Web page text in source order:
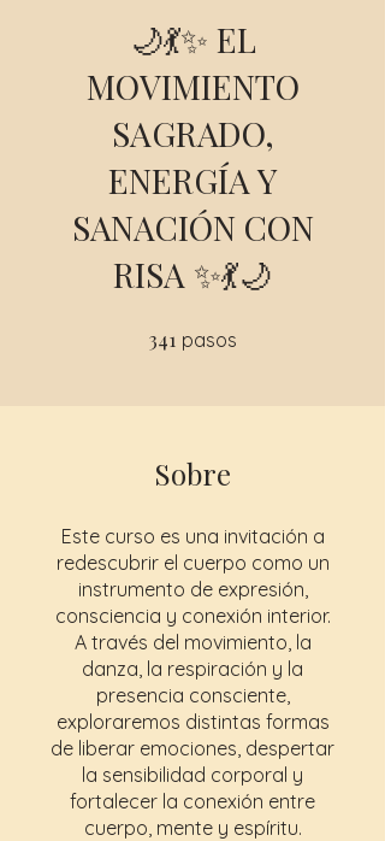
🌙💃✨ EL
MOVIMIENTO
SAGRADO,
ENERGÍA Y
SANACIÓN CON
RISA ✨💃🌙
341 pasos
Sobre
Este curso es una invitación a
redescubrir el cuerpo como un
instrumento de expresión,
consciencia y conexión interior.
A través del movimiento, la
danza, la respiración y la
presencia consciente,
exploraremos distintas formas
de liberar emociones, despertar
la sensibilidad corporal y
fortalecer la conexión entre
cuerpo, mente y espíritu.